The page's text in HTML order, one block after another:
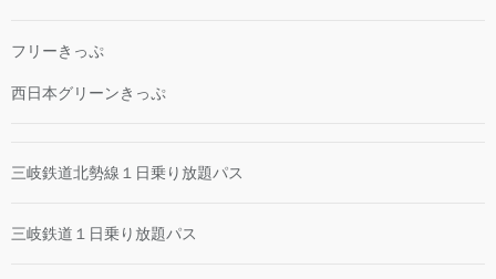
フリーきっぷ
西日本グリーンきっぷ
三岐鉄道北勢線１日乗り放題パス
三岐鉄道１日乗り放題パス